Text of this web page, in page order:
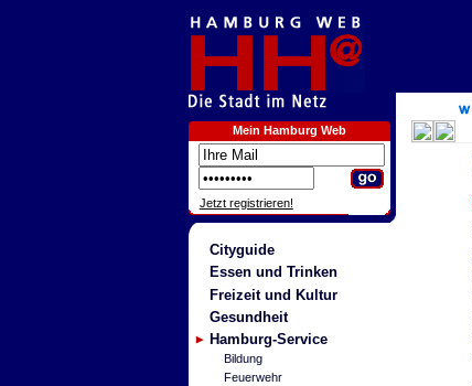
Mein Hamburg Web
Jetzt registrieren!
Cityguide
Essen und Trinken
Freizeit und Kultur
Gesundheit
Hamburg-Service
Bildung
Feuerwehr